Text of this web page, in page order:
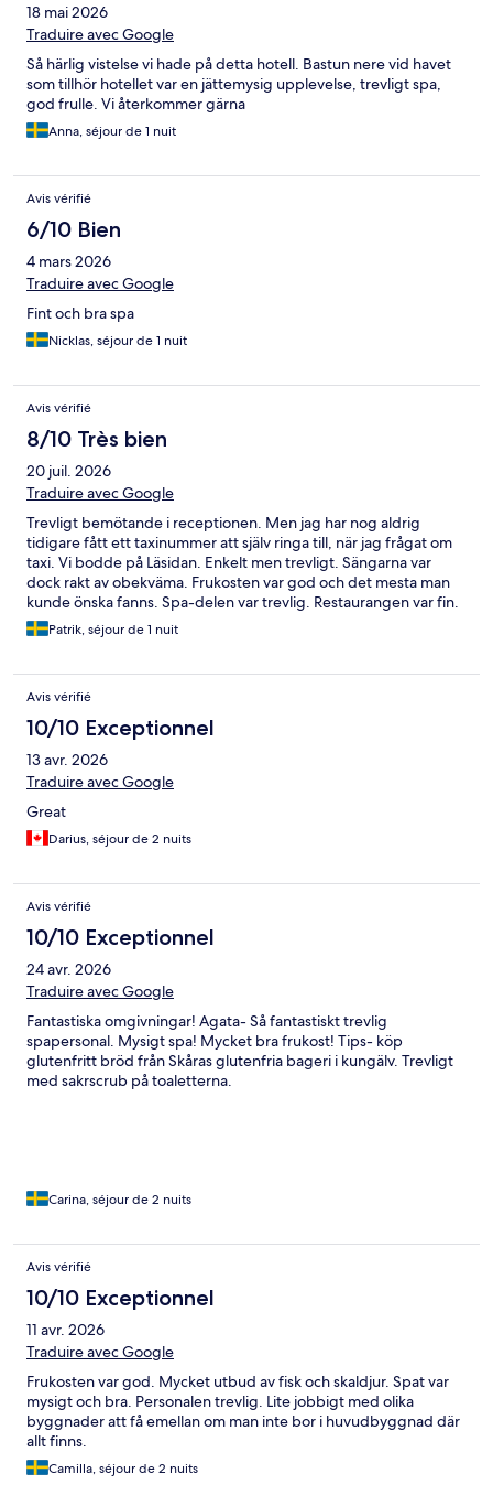
18 mai 2026
Traduire avec Google
Så härlig vistelse vi hade på detta hotell. Bastun nere vid havet
som tillhör hotellet var en jättemysig upplevelse, trevligt spa,
god frulle. Vi återkommer gärna
Anna, séjour de 1 nuit
Avis vérifié
6/10 Bien
4 mars 2026
Traduire avec Google
Fint och bra spa
Nicklas, séjour de 1 nuit
Avis vérifié
8/10 Très bien
20 juil. 2026
Traduire avec Google
Trevligt bemötande i receptionen. Men jag har nog aldrig
tidigare fått ett taxinummer att själv ringa till, när jag frågat om
taxi. Vi bodde på Läsidan. Enkelt men trevligt. Sängarna var
dock rakt av obekväma. Frukosten var god och det mesta man
kunde önska fanns. Spa-delen var trevlig. Restaurangen var fin.
Man betalar helt klart för läget och det var värt det. En trevlig
upplevelse men för 3500 kr/natt finns det bättre upplevelser att
Patrik, séjour de 1 nuit
Avis vérifié
10/10 Exceptionnel
13 avr. 2026
Traduire avec Google
Great
Darius, séjour de 2 nuits
Avis vérifié
10/10 Exceptionnel
24 avr. 2026
Traduire avec Google
Fantastiska omgivningar! Agata- Så fantastiskt trevlig
spapersonal. Mysigt spa! Mycket bra frukost! Tips- köp
glutenfritt bröd från Skåras glutenfria bageri i kungälv. Trevligt
med sakrscrub på toaletterna.
Carina, séjour de 2 nuits
Avis vérifié
10/10 Exceptionnel
11 avr. 2026
Traduire avec Google
Frukosten var god. Mycket utbud av fisk och skaldjur. Spat var
mysigt och bra. Personalen trevlig. Lite jobbigt med olika
byggnader att få emellan om man inte bor i huvudbyggnad där
allt finns.
Camilla, séjour de 2 nuits